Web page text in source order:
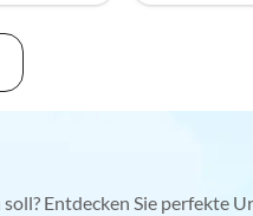
Entdecken Sie perfekte